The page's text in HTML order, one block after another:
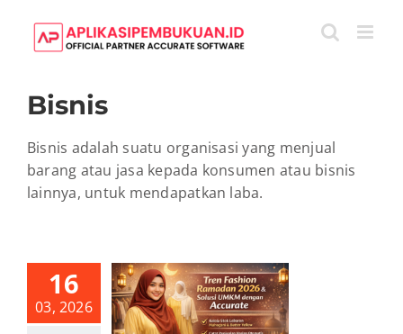
content
Bisnis
Bisnis adalah suatu organisasi yang menjual
barang atau jasa kepada konsumen atau bisnis
lainnya, untuk mendapatkan laba.
16
03, 2026
Fashion
2026 &